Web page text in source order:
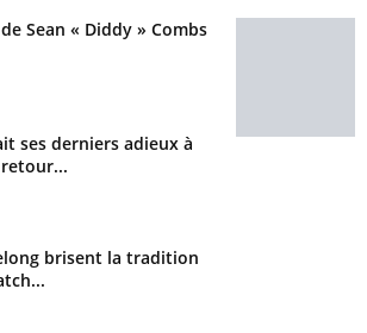
Sean « Diddy » Combs
ses derniers adieux à
brisent la tradition